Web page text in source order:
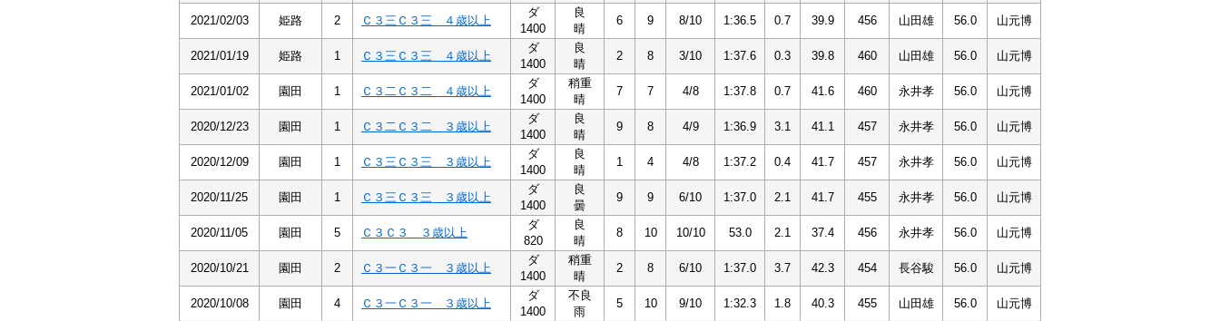
2021/02/03 姫路 2 Ｃ３三Ｃ３三 ４歳以上
ダ
1400
良
晴
6 9 8/10 1:36.5 0.7 39.9 456 山田雄 56.0 山元博
2021/01/19 姫路 1 Ｃ３三Ｃ３三 ４歳以上
ダ
1400
良
晴
2 8 3/10 1:37.6 0.3 39.8 460 山田雄 56.0 山元博
2021/01/02 園田 1 Ｃ３二Ｃ３二 ４歳以上
ダ
1400
稍重
晴
7 7 4/8 1:37.8 0.7 41.6 460 永井孝 56.0 山元博
2020/12/23 園田 1 Ｃ３二Ｃ３二 ３歳以上
ダ
1400
良
晴
9 8 4/9 1:36.9 3.1 41.1 457 永井孝 56.0 山元博
2020/12/09 園田 1 Ｃ３三Ｃ３三 ３歳以上
ダ
1400
良
晴
1 4 4/8 1:37.2 0.4 41.7 457 永井孝 56.0 山元博
2020/11/25 園田 1 Ｃ３三Ｃ３三 ３歳以上
ダ
1400
良
曇
9 9 6/10 1:37.0 2.1 41.7 455 永井孝 56.0 山元博
2020/11/05 園田 5 Ｃ３Ｃ３ ３歳以上
ダ
820
良
晴
8 10 10/10 53.0 2.1 37.4 456 永井孝 56.0 山元博
2020/10/21 園田 2 Ｃ３一Ｃ３一 ３歳以上
ダ
1400
稍重
晴
2 8 6/10 1:37.0 3.7 42.3 454 長谷駿 56.0 山元博
2020/10/08 園田 4 Ｃ３一Ｃ３一 ３歳以上
ダ
1400
不良
雨
5 10 9/10 1:32.3 1.8 40.3 455 山田雄 56.0 山元博